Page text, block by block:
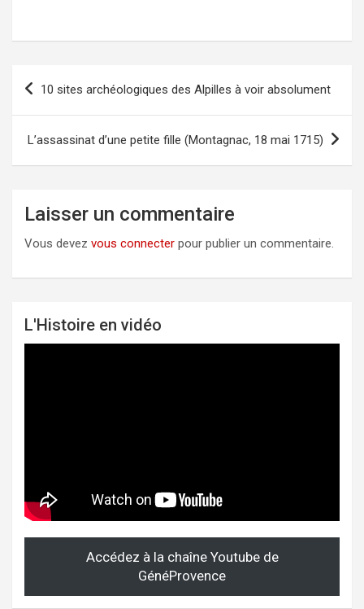
Navigation
de
l’article
10 sites archéologiques des Alpilles à voir absolument
L’assassinat d’une petite fille (Montagnac, 18 mai 1715)
Laisser un commentaire
Vous devez vous connecter pour publier un commentaire.
L'Histoire en vidéo
Accédez à la chaîne Youtube de
GénéProvence